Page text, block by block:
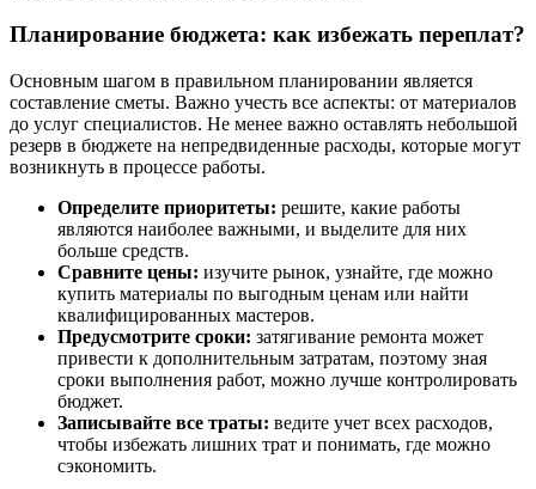
Планирование бюджета: как избежать переплат?
Основным шагом в правильном планировании является
составление сметы. Важно учесть все аспекты: от материалов
до услуг специалистов. Не менее важно оставлять небольшой
резерв в бюджете на непредвиденные расходы, которые могут
возникнуть в процессе работы.
Определите приоритеты: решите, какие работы
являются наиболее важными, и выделите для них
больше средств.
Сравните цены: изучите рынок, узнайте, где можно
купить материалы по выгодным ценам или найти
квалифицированных мастеров.
Предусмотрите сроки: затягивание ремонта может
привести к дополнительным затратам, поэтому зная
сроки выполнения работ, можно лучше контролировать
бюджет.
Записывайте все траты: ведите учет всех расходов,
чтобы избежать лишних трат и понимать, где можно
сэкономить.